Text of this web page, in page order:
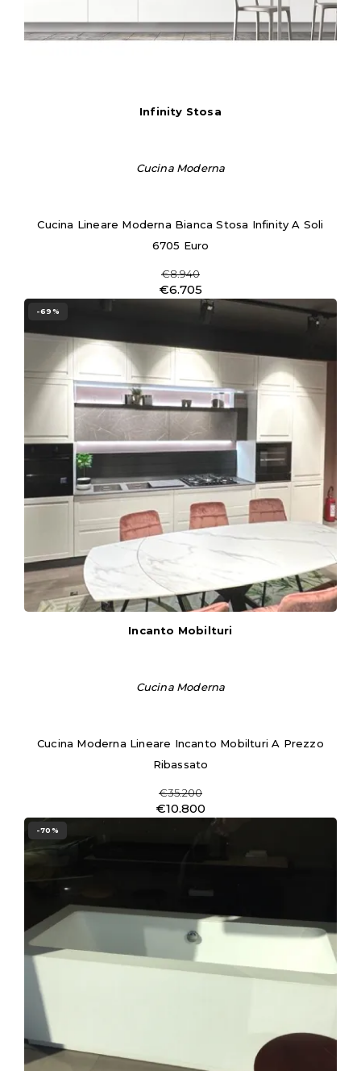
Infinity Stosa
Cucina Moderna
Cucina Lineare Moderna Bianca Stosa Infinity A Soli
6705 Euro
€8.940
€6.705
-69%
Incanto Mobilturi
Cucina Moderna
Cucina Moderna Lineare Incanto Mobilturi A Prezzo
Ribassato
€35.200
€10.800
-70%